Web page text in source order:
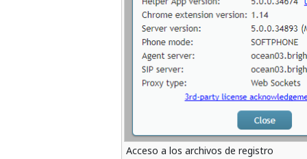
Acceso a los archivos de registro